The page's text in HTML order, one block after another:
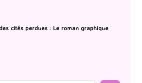
cités perdues : Le roman graphique